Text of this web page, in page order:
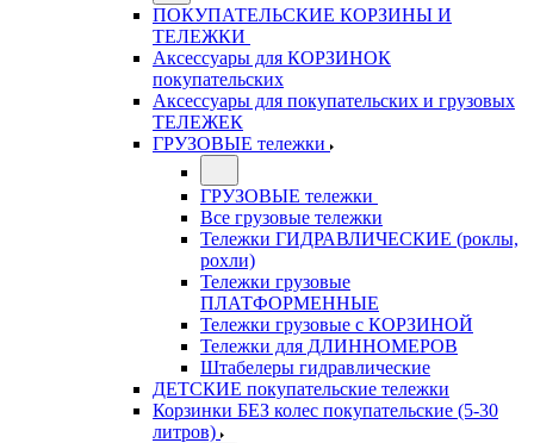
ПОКУПАТЕЛЬСКИЕ КОРЗИНЫ И
ТЕЛЕЖКИ
Аксессуары для КОРЗИНОК
покупательских
Аксессуары для покупательских и грузовых
ТЕЛЕЖЕК
ГРУЗОВЫЕ тележки
ГРУЗОВЫЕ тележки
Все грузовые тележки
Тележки ГИДРАВЛИЧЕСКИЕ (роклы,
рохли)
Тележки грузовые
ПЛАТФОРМЕННЫЕ
Тележки грузовые с КОРЗИНОЙ
Тележки для ДЛИННОМЕРОВ
Штабелеры гидравлические
ДЕТСКИЕ покупательские тележки
Корзинки БЕЗ колес покупательские (5-30
литров)